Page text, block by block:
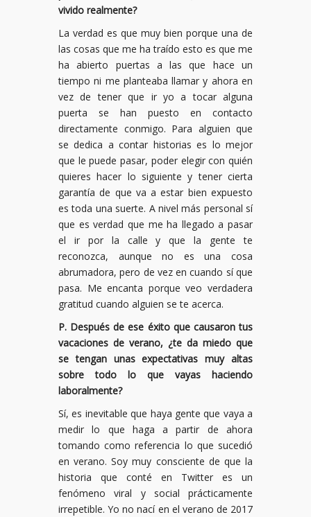
vivido realmente?
La verdad es que muy bien porque una de
las cosas que me ha traído esto es que me
ha abierto puertas a las que hace un
tiempo ni me planteaba llamar y ahora en
vez de tener que ir yo a tocar alguna
puerta se han puesto en contacto
directamente conmigo. Para alguien que
se dedica a contar historias es lo mejor
que le puede pasar, poder elegir con quién
quieres hacer lo siguiente y tener cierta
garantía de que va a estar bien expuesto
es toda una suerte. A nivel más personal sí
que es verdad que me ha llegado a pasar
el ir por la calle y que la gente te
reconozca, aunque no es una cosa
abrumadora, pero de vez en cuando sí que
pasa. Me encanta porque veo verdadera
gratitud cuando alguien se te acerca.
P. Después de ese éxito que causaron tus
vacaciones de verano, ¿te da miedo que
se tengan unas expectativas muy altas
sobre todo lo que vayas haciendo
laboralmente?
Sí, es inevitable que haya gente que vaya a
medir lo que haga a partir de ahora
tomando como referencia lo que sucedió
en verano. Soy muy consciente de que la
historia que conté en Twitter es un
fenómeno viral y social prácticamente
irrepetible. Yo no nací en el verano de 2017